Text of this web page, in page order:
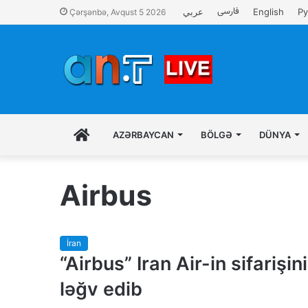
Çərşənbə, Avqust 5 2026 عربي فارسی English
İLK AZƏRBAYCAN BÖLGƏ DÜNYA
Airbus
İran
“Airbus” Iran Air-in sifarişini
ləğv edib